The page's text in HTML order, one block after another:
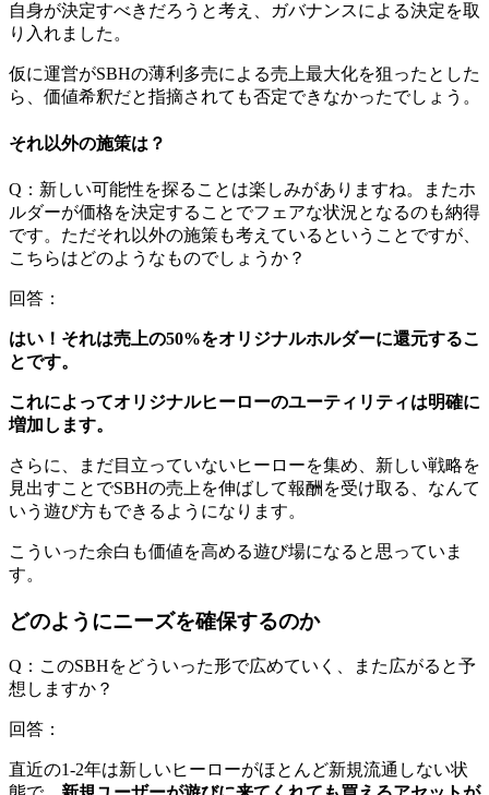
自身が決定すべき だろうと考え、ガバナンスによる決定を取
り入れました。
仮に運営がSBHの薄利多売による売上最大化を狙ったとした
ら、価値希釈だと指摘されても否定できなかったでしょう。
それ以外の施策は？
Q：新しい可能性を探ることは楽しみがありますね。またホ
ルダーが価格を決定することでフェアな状況となるのも納得
です。ただそれ以外の施策も考えているということですが、
こちらはどのようなものでしょうか？
回答：
はい！それは売上の50%をオリジナルホルダーに還元するこ
とです。
これによってオリジナルヒーローのユーティリティは明確に
増加します。
さらに、まだ目立っていないヒーローを集め、新しい戦略を
見出すことでSBHの売上を伸ばして報酬を受け取る、なんて
いう遊び方もできるようになります。
こういった余白も価値を高める遊び場になると思っていま
す。
どのようにニーズを確保するのか
Q：このSBHをどういった形で広めていく、また広がると予
想しますか？
回答：
直近の1-2年は新しいヒーローがほとんど新規流通しない状